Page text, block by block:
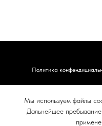
Политика
Согласие на
Мы используем файлы
Дальнейшее